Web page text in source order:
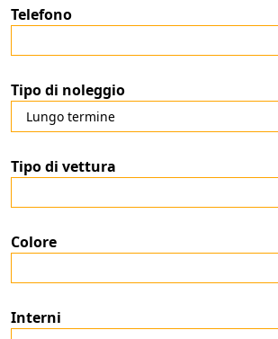
Telefono
Tipo di noleggio
Tipo di vettura
Colore
Interni